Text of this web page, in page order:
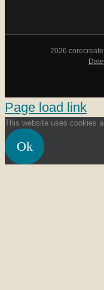
2026
Page load link
This website uses cookies
Ok